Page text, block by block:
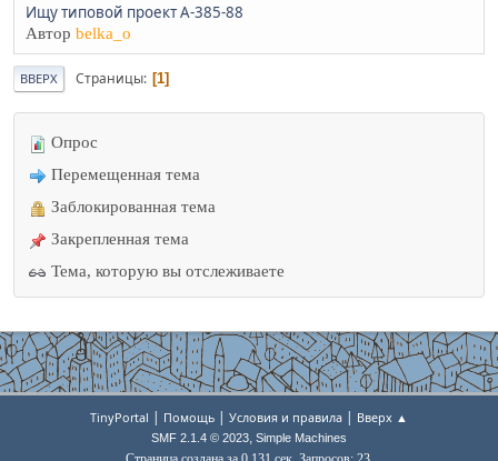
Ищу типовой проект А-385-88
Автор belka_o
ВВЕРХ Страницы 1
Опрос
Перемещенная тема
Заблокированная тема
Закрепленная тема
Тема, которую вы отслеживаете
TinyPortal | Помощь | Условия и правила | Вверх ▲
SMF 2.1.4 © 2023, Simple Machines